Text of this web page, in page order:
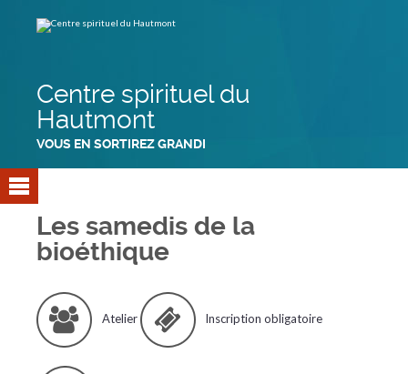
contenu.
Centre spirituel du
Hautmont
VOUS EN SORTIREZ GRANDI
Les samedis de la
bioéthique
Atelier Inscription obligatoire